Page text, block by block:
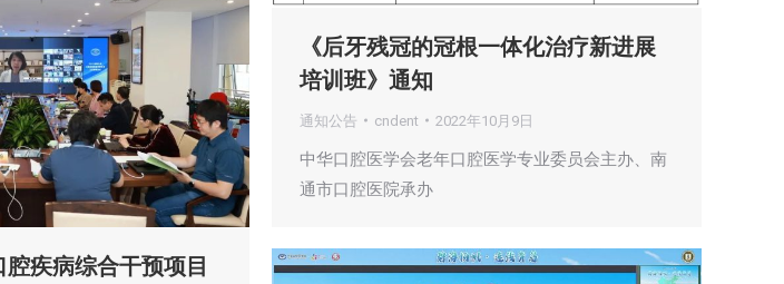
《后牙残冠的冠根一体化治疗新进展
培训班》通知
通知公告 cndent 2022年10月9日
中华口腔医学会老年口腔医学专业委员会主办、南
通市口腔医院承办
疾病综合干预项目